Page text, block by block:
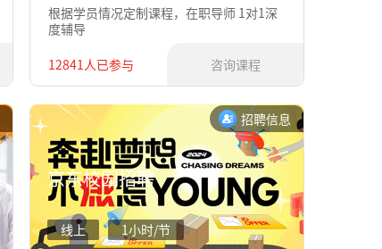
根据学员情况定制课程，在职导师 1对1深
度辅导
12841人已参与
咨询课程
招聘信息
京东校园招聘
线上 1小时/节